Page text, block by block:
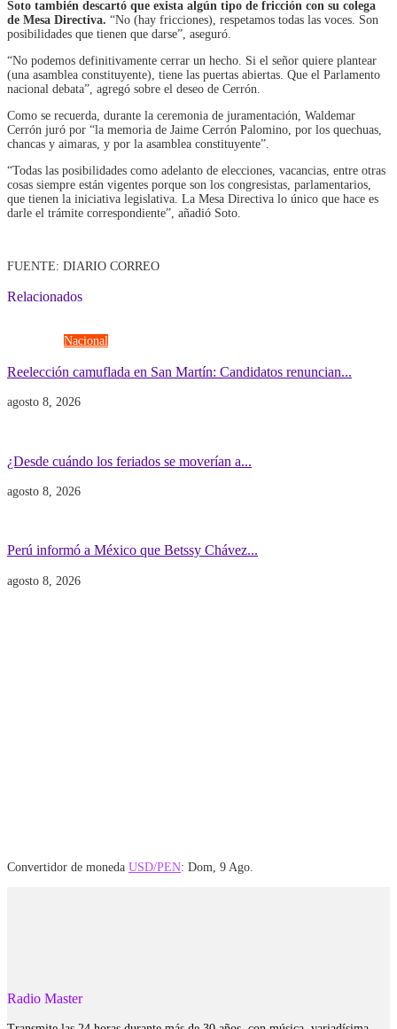
Soto también descartó que exista algún tipo de fricción con su colega
de Mesa Directiva. “No (hay fricciones), respetamos todas las voces. Son
posibilidades que tienen que darse”, aseguró.
“No podemos definitivamente cerrar un hecho. Si el señor quiere plantear
(una asamblea constituyente), tiene las puertas abiertas. Que el Parlamento
nacional debata”, agregó sobre el deseo de Cerrón.
Como se recuerda, durante la ceremonia de juramentación, Waldemar
Cerrón juró por “la memoria de Jaime Cerrón Palomino, por los quechuas,
chancas y aimaras, y por la asamblea constituyente”
“Todas las posibilidades como adelanto de elecciones, vacancias, entre otras
cosas siempre están vigentes porque son los congresistas, parlamentarios,
que tienen la iniciativa legislativa. La Mesa Directiva lo único que hace es
darle el trámite correspondiente” , añadió Soto.
FUENTE: DIARIO CORREO
Relacionados
Nacional
Reelección camuflada en San Martín: Candidatos renuncian...
agosto 8, 2026
¿Desde cuándo los feriados se moverían a...
agosto 8, 2026
Perú informó a México que Betssy Chávez...
agosto 8, 2026
Convertidor de moneda USD/PEN: Dom, 9 Ago.
Radio Master